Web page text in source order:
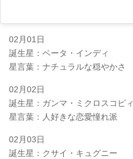
02月01日
誕生星：ベータ・インディ
星言葉：ナチュラルな穏やかさ
02月02日
誕生星：ガンマ・ミクロスコピィ
星言葉：人好きな恋愛憧れ派
02月03日
誕生星：クサイ・キュグニー